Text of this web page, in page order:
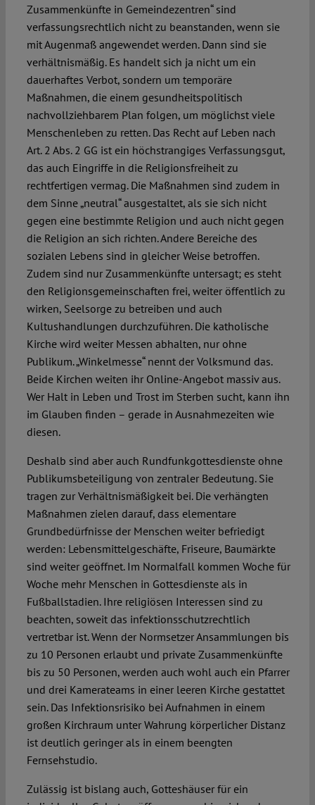
Zusammenkünfte in Gemeindezentren“ sind
verfassungsrechtlich nicht zu beanstanden, wenn sie
mit Augenmaß angewendet werden. Dann sind sie
verhältnismäßig. Es handelt sich ja nicht um ein
dauerhaftes Verbot, sondern um temporäre
Maßnahmen, die einem gesundheitspolitisch
nachvollziehbarem Plan folgen, um möglichst viele
Menschenleben zu retten. Das Recht auf Leben nach
Art. 2 Abs. 2 GG ist ein höchstrangiges Verfassungsgut,
das auch Eingriffe in die Religionsfreiheit zu
rechtfertigen vermag. Die Maßnahmen sind zudem in
dem Sinne „neutral“ ausgestaltet, als sie sich nicht
gegen eine bestimmte Religion und auch nicht gegen
die Religion an sich richten. Andere Bereiche des
sozialen Lebens sind in gleicher Weise betroffen.
Zudem sind nur Zusammenkünfte untersagt; es steht
den Religionsgemeinschaften frei, weiter öffentlich zu
wirken, Seelsorge zu betreiben und auch
Kultushandlungen durchzuführen. Die katholische
Kirche wird weiter Messen abhalten, nur ohne
Publikum. „Winkelmesse“ nennt der Volksmund das.
Beide Kirchen weiten ihr Online-Angebot massiv aus.
Wer Halt in Leben und Trost im Sterben sucht, kann ihn
im Glauben finden – gerade in Ausnahmezeiten wie
diesen.
Deshalb sind aber auch Rundfunkgottesdienste ohne
Publikumsbeteiligung von zentraler Bedeutung. Sie
tragen zur Verhältnismäßigkeit bei. Die verhängten
Maßnahmen zielen darauf, dass elementare
Grundbedürfnisse der Menschen weiter befriedigt
werden: Lebensmittelgeschäfte, Friseure, Baumärkte
sind weiter geöffnet. Im Normalfall kommen Woche für
Woche mehr Menschen in Gottesdienste als in
Fußballstadien. Ihre religiösen Interessen sind zu
beachten, soweit das infektionsschutzrechtlich
vertretbar ist. Wenn der Normsetzer Ansammlungen bis
zu 10 Personen erlaubt und private Zusammenkünfte
bis zu 50 Personen, werden auch wohl auch ein Pfarrer
und drei Kamerateams in einer leeren Kirche gestattet
sein. Das Infektionsrisiko bei Aufnahmen in einem
großen Kirchraum unter Wahrung körperlicher Distanz
ist deutlich geringer als in einem beengten
Fernsehstudio.
Zulässig ist bislang auch, Gotteshäuser für ein